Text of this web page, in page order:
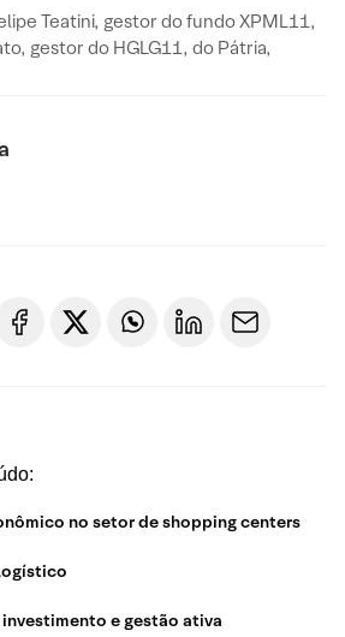
Teatini, gestor do fundo XPML11,
gestor do HGLG11, do Pátria,
no setor de shopping centers
e gestão ativa